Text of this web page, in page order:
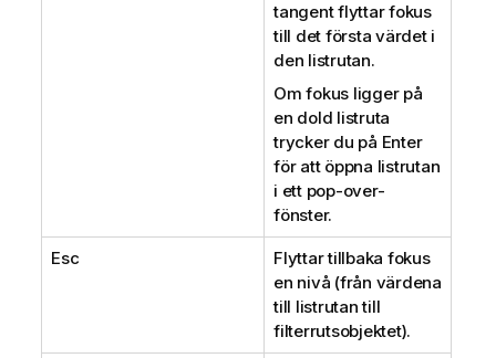
tangent flyttar fokus
till det första värdet i
den listrutan.
Om fokus ligger på
en dold listruta
trycker du på Enter
för att öppna listrutan
i ett pop-over-
fönster.
Esc
Flyttar tillbaka fokus
en nivå (från värdena
till listrutan till
filterrutsobjektet).